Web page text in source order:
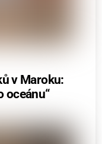
v Maroku:
oceánu“